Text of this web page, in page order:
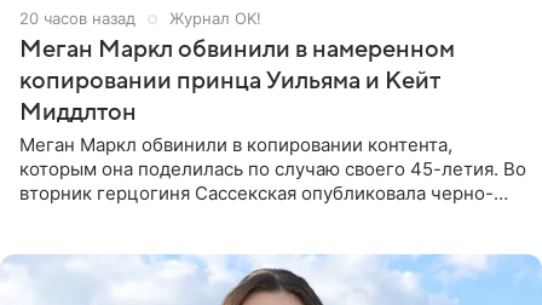
20 часов назад Журнал OK!
Меган Маркл обвинили в намеренном
копировании принца Уильяма и Кейт
Миддлтон
Меган Маркл обвинили в копировании контента,
которым она поделилась по случаю своего 45-летия. Во
вторник герцогиня Сассекская опубликовала черно-